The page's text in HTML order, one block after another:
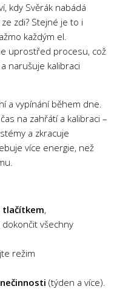
kdy Svěrák nabádá
zdi? Stejné je to i
každým el.
uprostřed procesu, což
narušuje kalibraci
a vypínání během dne.
na zahřátí a kalibraci –
a zkracuje
více energie, než
tlačítkem,
všechny
režim
(týden a více).